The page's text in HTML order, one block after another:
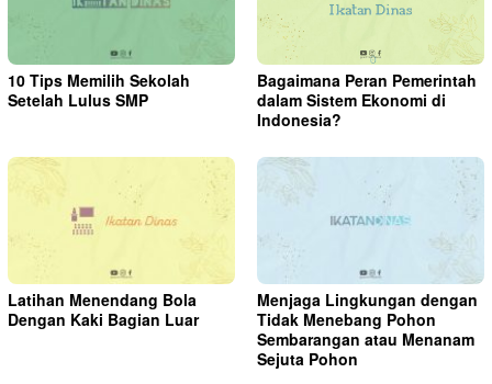
10 Tips Memilih Sekolah
Setelah Lulus SMP
Bagaimana Peran Pemerintah
dalam Sistem Ekonomi di
Indonesia?
Latihan Menendang Bola
Dengan Kaki Bagian Luar
Menjaga Lingkungan dengan
Tidak Menebang Pohon
Sembarangan atau Menanam
Sejuta Pohon